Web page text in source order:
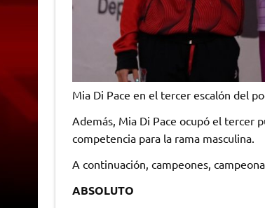
Mia Di Pace en el tercer escalón del
Además, Mia Di Pace ocupó el tercer
competencia para la rama masculina.
A continuación, campeones,
ABSOLUTO